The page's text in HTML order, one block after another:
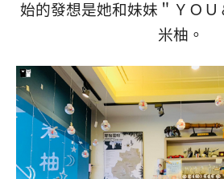
始的發想是她和妹妹＂ＹＯ
米柚。